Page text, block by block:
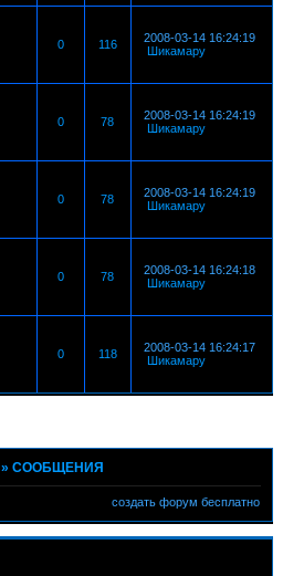
0
116
2008-03-14 16:24:19
Шикамару
0
78
2008-03-14 16:24:19
Шикамару
0
78
2008-03-14 16:24:19
Шикамару
0
78
2008-03-14 16:24:18
Шикамару
0
118
2008-03-14 16:24:17
Шикамару
»СООБЩЕНИЯ
создать форум бесплатно